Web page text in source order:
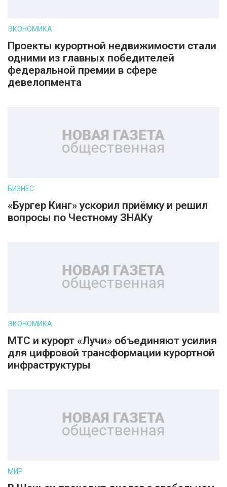
ЭКОНОМИКА
Проекты курортной недвижимости стали
одними из главных победителей
федеральной премии в сфере
девелопмента
БИЗНЕС
«Бургер Кинг» ускорил приёмку и решил
вопросы по Честному ЗНАКу
ЭКОНОМИКА
МТС и курорт «Лучи» объединяют усилия
для цифровой трансформации курортной
инфраструктуры
МИР